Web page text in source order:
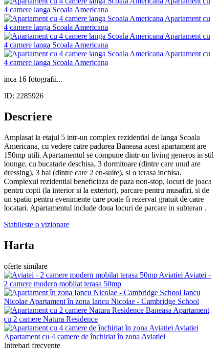
inca 16 fotografii...
ID: 2285926
Descriere
Amplasat la etajul 5 intr-un complex rezidential de langa Scoala
Americana, cu vedere catre padurea Baneasa acest apartament are
150mp utili. Apartamentul se compune dintr-un living generos in stil
lounge, cu bucatarie deschisa, 3 dormitoare (dintre care unul are
dressing), 3 bai (dintre care 2 en-suite), si o terasa inchisa.
Complexul rezidential beneficiaza de paza non-stop, locuri de joaca
pentru copii (la interior si la exterior), parcare pentru musafiri, si de
un spatiu pentru evenimente care poate fi rezervat gratuit de catre
locatari. Apartamentul include doua locuri de parcare in subteran .
Stabileste o vizionare
Harta
oferte similare
Aviatiei Aviatei -
2 camere modern mobilat terasa 50mp
Iancu
Nicolae Apartament în zona Iancu Nicolae - Cambridge School
Baneasa Apartament
cu 2 camere Natura Residence
Aviatiei
Apartament cu 4 camere de închiriat în zona Aviatiei
Intrebari frecvente